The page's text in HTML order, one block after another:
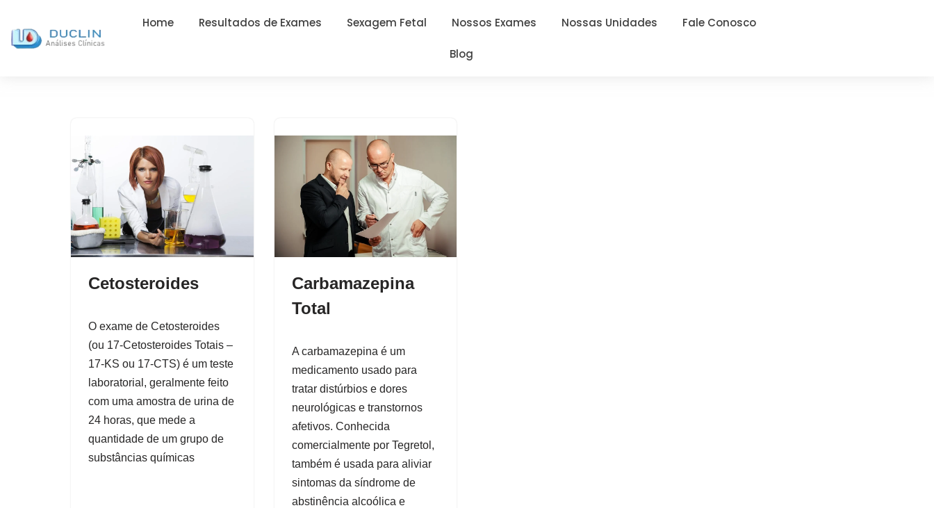
Home Resultados de Exames Sexagem Fetal Nossos Exames Nossas Unidades Fale Conosco
Blog
Cetosteroides
O exame de Cetosteroides
(ou 17-Cetosteroides Totais –
17-KS ou 17-CTS) é um teste
laboratorial, geralmente feito
com uma amostra de urina de
24 horas, que mede a
quantidade de um grupo de
substâncias químicas
Carbamazepina
Total
A carbamazepina é um
medicamento usado para
tratar distúrbios e dores
neurológicas e transtornos
afetivos. Conhecida
comercialmente por Tegretol,
também é usada para aliviar
sintomas da síndrome de
abstinência alcoólica e